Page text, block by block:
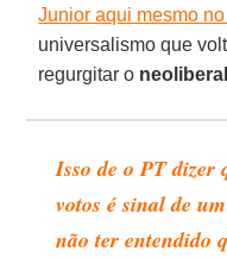
Junior aqui mesmo
universalismo que
regurgitar o
Isso de o PT dizer
votos é sinal de
não ter entendido